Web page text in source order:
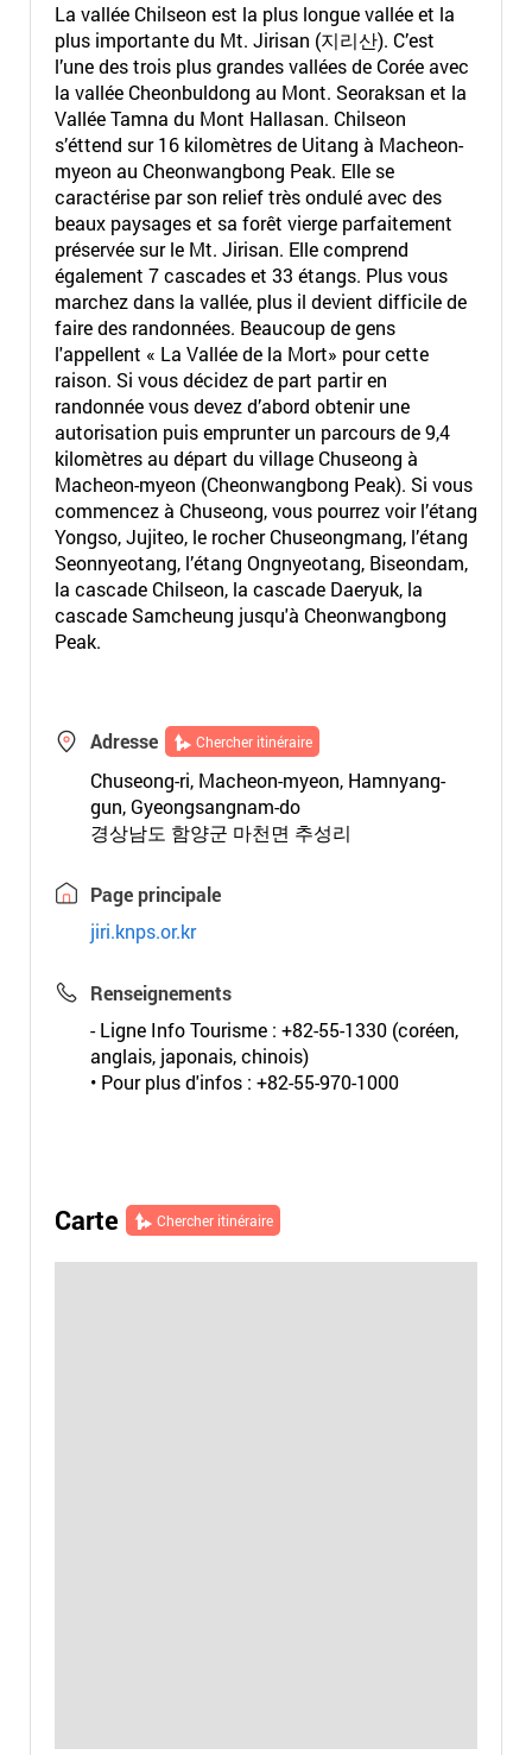
La vallée Chilseon est la plus longue vallée et la
plus importante du Mt. Jirisan (지리산). C’est
l’une des trois plus grandes vallées de Corée avec
la vallée Cheonbuldong au Mont. Seoraksan et la
Vallée Tamna du Mont Hallasan. Chilseon
s’éttend sur 16 kilomètres de Uitang à Macheon-
myeon au Cheonwangbong Peak. Elle se
caractérise par son relief très ondulé avec des
beaux paysages et sa forêt vierge parfaitement
préservée sur le Mt. Jirisan. Elle comprend
également 7 cascades et 33 étangs. Plus vous
marchez dans la vallée, plus il devient difficile de
faire des randonnées. Beaucoup de gens
l'appellent « La Vallée de la Mort» pour cette
raison. Si vous décidez de part partir en
randonnée vous devez d’abord obtenir une
autorisation puis emprunter un parcours de 9,4
kilomètres au départ du village Chuseong à
Macheon-myeon (Cheonwangbong Peak). Si vous
commencez à Chuseong, vous pourrez voir l’étang
Yongso, Jujiteo, le rocher Chuseongmang, l’étang
Seonnyeotang, l’étang Ongnyeotang, Biseondam,
la cascade Chilseon, la cascade Daeryuk, la
cascade Samcheung jusqu'à Cheonwangbong
Peak.
Adresse Chercher itinéraire
Chuseong-ri, Macheon-myeon, Hamnyang-
gun, Gyeongsangnam-do
경상남도 함양군 마천면 추성리
Page principale
jiri.knps.or.kr
Renseignements
- Ligne Info Tourisme : +82-55-1330 (coréen,
anglais, japonais, chinois)
• Pour plus d'infos : +82-55-970-1000
Carte Chercher itinéraire